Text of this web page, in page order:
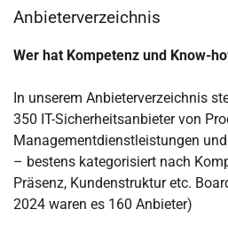
Anbieterverzeichnis
Wer hat Kompetenz und Know-
In unserem Anbieterverzeichnis
350 IT-Sicherheitsanbieter von
Managementdienstleistungen
– bestens kategorisiert nach
Präsenz, Kundenstruktur etc.
2024 waren es 160 Anbieter)